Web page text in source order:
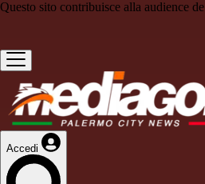
Questo sito contribuisce alla audience de
Accedi